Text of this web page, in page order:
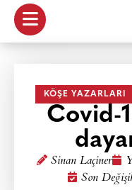
KÖŞE YAZARLARI
Covid-
Sinan Laçiner
Son